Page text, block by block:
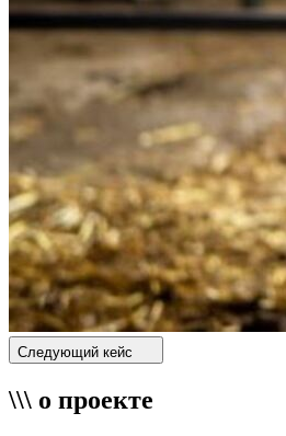
Следующий кейс
\\\ о проекте